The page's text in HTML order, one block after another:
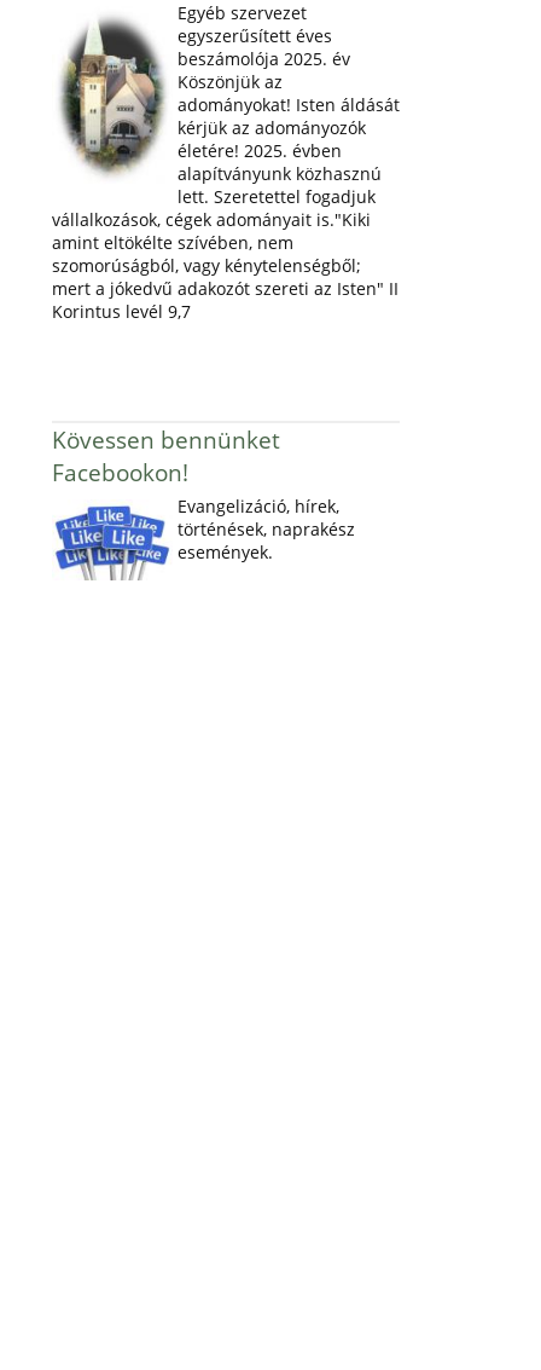
Egyéb szervezet
egyszerűsített éves
beszámolója 2025. év
Köszönjük az
adományokat! Isten áldását
kérjük az adományozók
életére! 2025. évben
alapítványunk közhasznú
lett. Szeretettel fogadjuk
vállalkozások, cégek adományait is."Kiki
amint eltökélte szívében, nem
szomorúságból, vagy kénytelenségből;
mert a jókedvű adakozót szereti az Isten" II
Korintus levél 9,7
Kövessen bennünket
Facebookon!
Evangelizáció, hírek,
történések, naprakész
események.